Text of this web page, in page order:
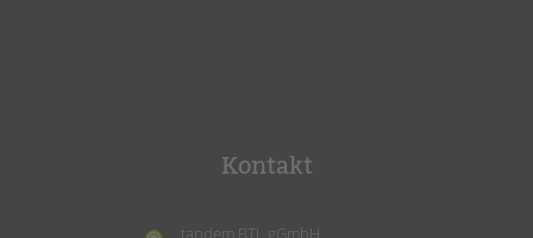
Kontakt
tandem BTL gGmbH